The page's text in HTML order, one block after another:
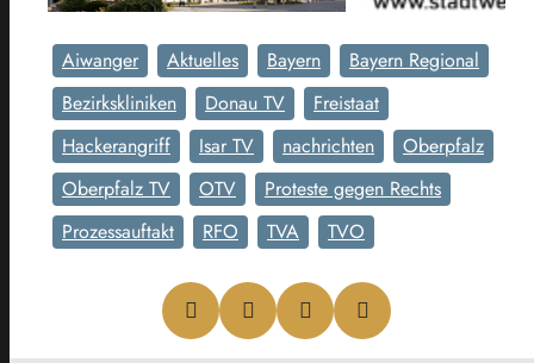
Aiwanger Aktuelles Bayern
Bayern Regional
Bezirkskliniken
Donau TV
Freistaat
Hackerangriff
Isar TV nachrichten
Oberpfalz
Oberpfalz TV
OTV
Proteste gegen Rechts
Prozessauftakt
RFO TVA TVO